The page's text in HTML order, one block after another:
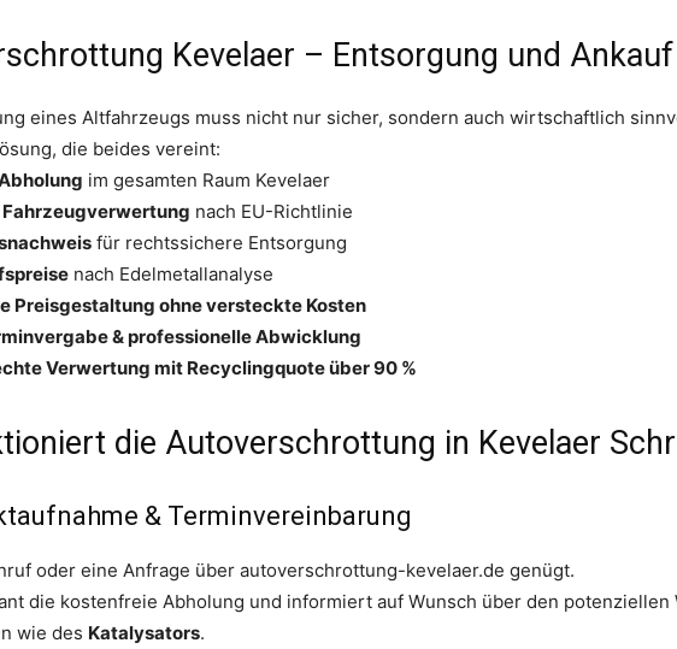
Kevelaer – Entsorgung und
eines Altfahrzeugs muss nicht nur sicher, sondern auch wirtschaftlich
die beides vereint:
im gesamten Raum Kevelaer
nach EU-Richtlinie
für rechtssichere Entsorgung
nach Edelmetallanalyse
Preisgestaltung ohne versteckte Kosten
& professionelle Abwicklung
Verwertung mit Recyclingquote über 90 %
die Autoverschrottung in Kevelaer
& Terminvereinbarung
oder eine Anfrage über autoverschrottung-kevelaer.de genügt.
die kostenfreie Abholung und informiert auf Wunsch über den
wie des Katalysators.